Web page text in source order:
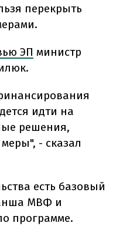
перекрыть
ЭП министр
идти на
решения,
- сказал
есть базовый
МВФ и
программе.